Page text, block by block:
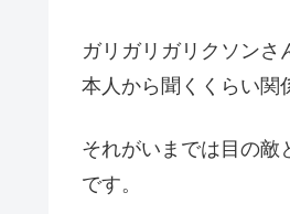
ガリガリガリクソンさ
本人から聞くくらい関
それがいまでは目の敵
です。